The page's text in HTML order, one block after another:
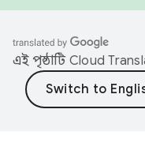
এই পৃষ্ঠাটি Cloud